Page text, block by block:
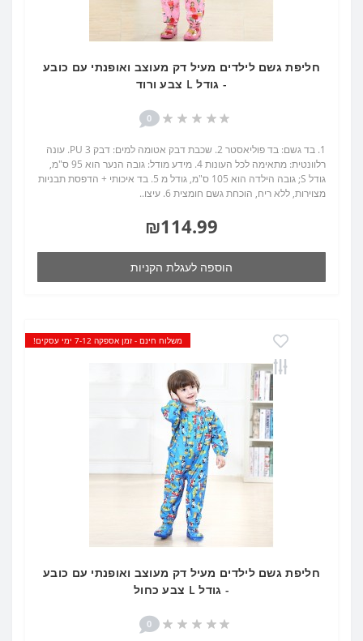
חליפת גשם לילדים מעיל דק מעוצב ואופנתי עם כובע
- גודל L צבע ורוד
0
1. בד גשם: בד פוליאסטר 2. שכבת דבק אטומה למים: דבק PU 3. עונה
רלוונטית: מתאימה לכל העונות 4. מידע מודל: גובה הנער הוא 95 ס"מ,
גודל S; גובה הילדה הוא 105 ס"מ, גודל מ 5. בד איכותי + הדפסת תבניות
מצוירות, ללא ריח, הוכחת גשם חומצית 6. עיצו..
₪114.99
הוספה לעגלת הקניות
משלוח חינם - זמן אספקה 7-12 ימי עסקים!
חליפת גשם לילדים מעיל דק מעוצב ואופנתי עם כובע
- גודל L צבע כחול
0